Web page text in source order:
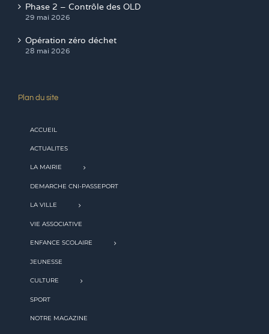
Phase 2 – Contrôle des OLD
29 mai 2026
Opération zéro déchet
28 mai 2026
Plan du site
ACCUEIL
ACTUALITES
LA MAIRIE
DEMARCHE CNI-PASSEPORT
LA VILLE
VIE ASSOCIATIVE
ENFANCE SCOLAIRE
JEUNESSE
CULTURE
SPORT
NOTRE MAGAZINE